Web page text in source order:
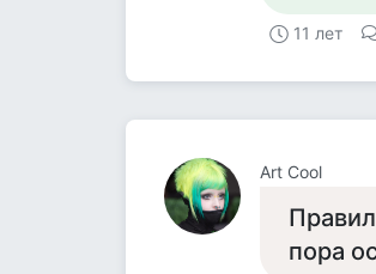
11 лет
Art Cool
пора